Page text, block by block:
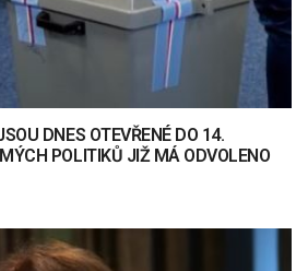
DNES OTEVŘENÉ DO 14.
POLITIKŮ JIŽ MÁ ODVOLENO